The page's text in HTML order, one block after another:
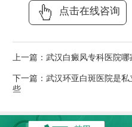
点击在线咨询
上一篇： 武汉白癜风专科医院
下一篇： 武汉环亚白斑医院是
些